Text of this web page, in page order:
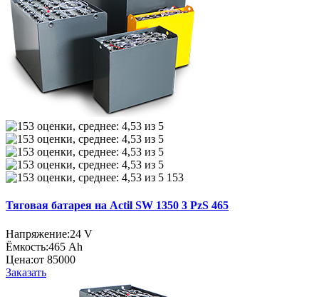
153
Тяговая батарея на Actil SW 1350 3 PzS 465
Напряжение:24 V
Ёмкость:465 Ah
Цена:от 85000
Заказать